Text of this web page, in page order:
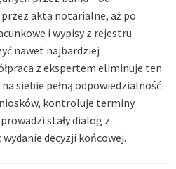
akta notarialne, aż po
i wypisy z rejestru
nawet najbardziej
z ekspertem eliminuje ten
siebie pełną odpowiedzialność
kontroluje terminy
stały dialog z
decyzji końcowej.